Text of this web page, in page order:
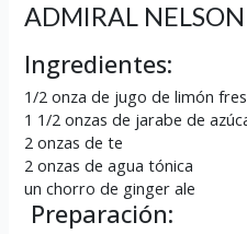
ADMIRAL NELSON
Ingredientes:
1/2 onza de jugo de limón
1 1/2 onzas de jarabe de
2 onzas de te
2 onzas de agua tónica
un chorro de ginger ale
Preparación: